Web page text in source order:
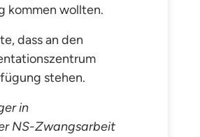
kommen wollten.
dass an den
stehen.
in
NS-Zwangsarbeit